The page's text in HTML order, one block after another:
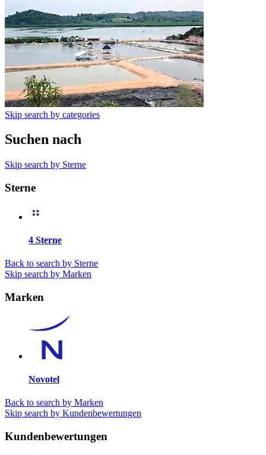
Skip search by categories
Suchen nach
Skip search by Sterne
Sterne
4 Sterne
Back to search by Sterne
Skip search by Marken
Marken
Novotel
Back to search by Marken
Skip search by Kundenbewertungen
Kundenbewertungen